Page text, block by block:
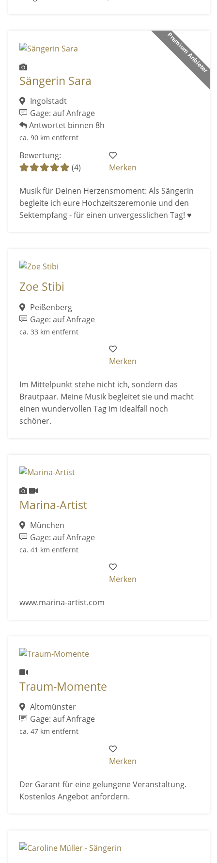
Premium Anbieter
Sängerin Sara
Ingolstadt
Gage: auf Anfrage
Antwortet binnen 8h
ca. 90 km entfernt
Bewertung:
(4)
Merken
Musik für Deinen Herzensmoment: Als Sängerin
begleite ich eure Hochzeitszeremonie und den
Sektempfang - für einen unvergesslichen Tag! ♥
Zoe Stibi
Peißenberg
Gage: auf Anfrage
ca. 33 km entfernt
Merken
Im Mittelpunkt stehe nicht ich, sondern das
Brautpaar. Meine Musik begleitet sie und macht
einen wundervollen Tag im Idealfall noch
schöner.
Marina-Artist
München
Gage: auf Anfrage
ca. 41 km entfernt
Merken
www.marina-artist.com
Traum-Momente
Altomünster
Gage: auf Anfrage
ca. 47 km entfernt
Merken
Der Garant für eine gelungene Veranstaltung.
Kostenlos Angebot anfordern.